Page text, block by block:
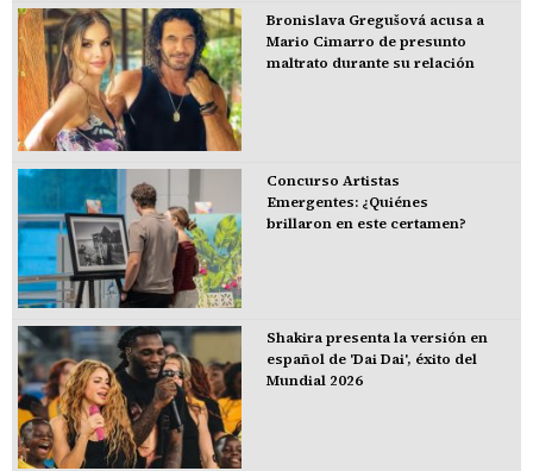
Bronislava Gregušová acusa a
Mario Cimarro de presunto
maltrato durante su relación
Concurso Artistas
Emergentes: ¿Quiénes
brillaron en este certamen?
Shakira presenta la versión en
español de 'Dai Dai', éxito del
Mundial 2026